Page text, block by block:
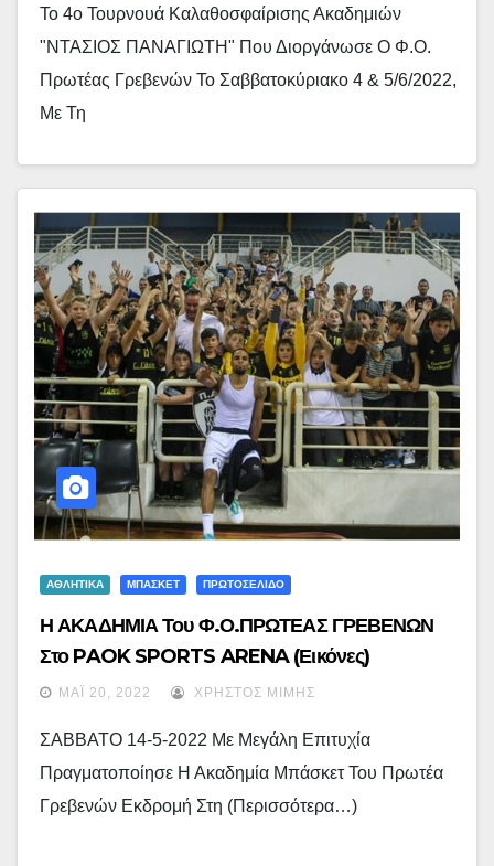
Το 4o Τουρνουά Καλαθοσφαίρισης Ακαδημιών
"ΝΤΑΣΙΟΣ ΠΑΝΑΓΙΩΤΗ" Που Διοργάνωσε Ο Φ.Ο.
Πρωτέας Γρεβενών Το Σαββατοκύριακο 4 & 5/6/2022,
Με Τη
ΑΘΛΗΤΙΚΑ ΜΠΑΣΚΕΤ ΠΡΩΤΟΣΕΛΙΔΟ
Η ΑΚΑΔΗΜΙΑ Του Φ.Ο.ΠΡΩΤΕΑΣ ΓΡΕΒΕΝΩΝ
Στο PAOK SPORTS ARENA (εικόνες)
ΜΆΙ 20, 2022 ΧΡΉΣΤΟΣ ΜΊΜΗΣ
ΣΑΒΒΑΤΟ 14-5-2022 Με Μεγάλη Επιτυχία
Πραγματοποίησε Η Ακαδημία Μπάσκετ Του Πρωτέα
Γρεβενών Εκδρομή Στη (περισσότερα…)